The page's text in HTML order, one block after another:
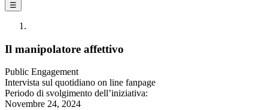
☰
Il manipolatore affettivo
Public Engagement
Intervista sul quotidiano on line fanpage
Periodo di svolgimento dell’iniziativa:
Novembre 24, 2024